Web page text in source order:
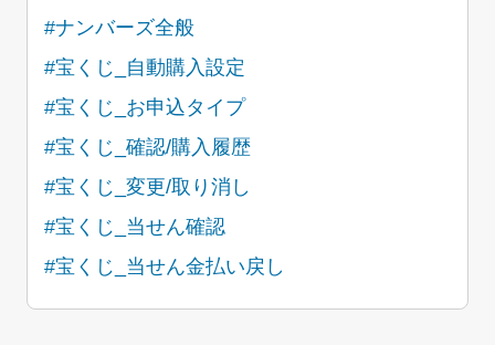
#ナンバーズ全般
#宝くじ_自動購入設定
#宝くじ_お申込タイプ
#宝くじ_確認/購入履歴
#宝くじ_変更/取り消し
#宝くじ_当せん確認
#宝くじ_当せん金払い戻し